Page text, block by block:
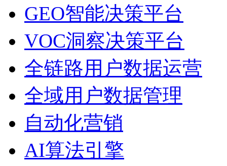
GEO智能决策平台
VOC洞察决策平台
全链路用户数据运营
全域用户数据管理
自动化营销
AI算法引擎